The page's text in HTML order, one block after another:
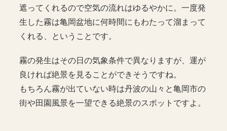
遮ってくれるので空気の流れはゆるやかに。一度発
生した霧は亀岡盆地に何時間にもわたって溜まって
くれる、ということです。
霧の発生はその日の気象条件で異なりますが、運が
良ければ絶景を見ることができそうですね。
もちろん霧が出ていない時は丹波の山々と亀岡市の
街や田園風景を一望できる絶景のスポットですよ。